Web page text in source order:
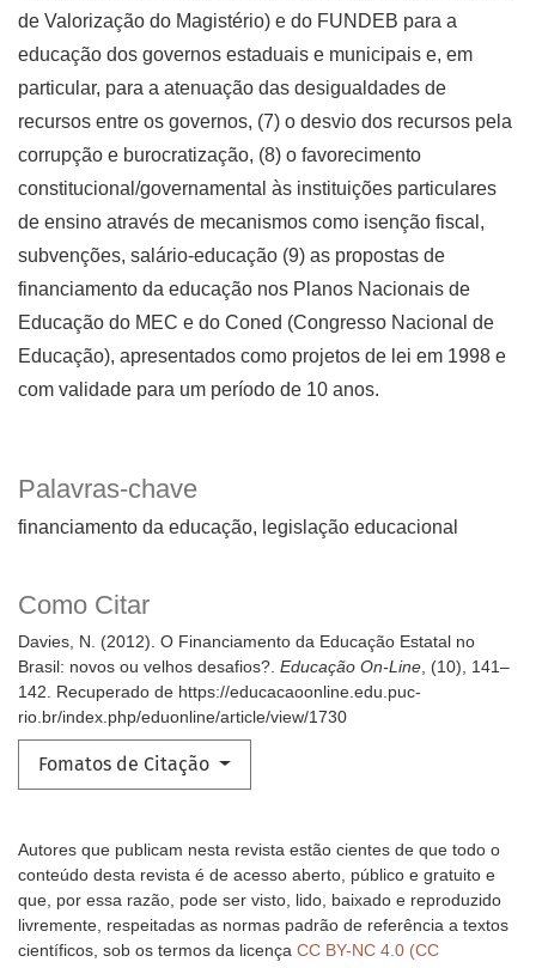
Palavras-chave
financiamento da educação legislação educacional
Como Citar
Davies, N. (2012). O Financiamento da Educação Estatal no
Brasil: novos ou velhos desafios?. Educação On-Line, (10), 141–
142. Recuperado de https://educacaoonline.edu.puc-
rio.br/index.php/eduonline/article/view/1730
Fomatos de Citação
de Valorização do Magistério) e do FUNDEB para a
educação dos governos estaduais e municipais e, em
particular, para a atenuação das desigualdades de
recursos entre os governos, (7) o desvio dos recursos pela
corrupção e burocratização, (8) o favorecimento
constitucional/governamental às instituições particulares
de ensino através de mecanismos como isenção fiscal,
subvenções, salário-educação (9) as propostas de
financiamento da educação nos Planos Nacionais de
Educação do MEC e do Coned (Congresso Nacional de
Educação), apresentados como projetos de lei em 1998 e
com validade para um período de 10 anos.
Autores que publicam nesta revista estão cientes de que todo o
conteúdo desta revista é de acesso aberto, público e gratuito e
que, por essa razão, pode ser visto, lido, baixado e reproduzido
livremente, respeitadas as normas padrão de referência a textos
científicos, sob os termos da licença CC BY-NC 4.0 (CC